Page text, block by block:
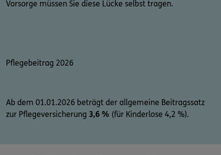
Vorsorge müssen Sie diese Lücke selbst tragen.
Pflegebeitrag 2026
Ab dem 01.01.2026 beträgt der allgemeine Beitragssatz
zur Pflegeversicherung 3,6 % (für Kinderlose 4,2 %).